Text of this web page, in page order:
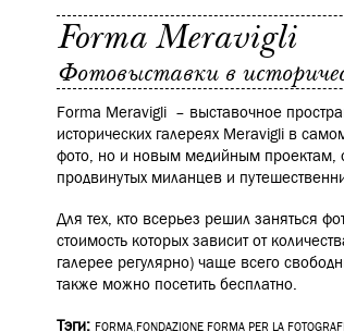
Forma Meravigli
Фотовыставки в
Forma Meravigli – выставочное
исторических галереях Meravigli в
фото, но и новым медийным проектам,
продвинутых миланцев и
Для тех, кто всерьез решил заняться
стоимость которых зависит от
галерее регулярно) чаще всего
также можно посетить бесплатно.
Тэги: FORMA,FONDAZIONE FORMA PER LA